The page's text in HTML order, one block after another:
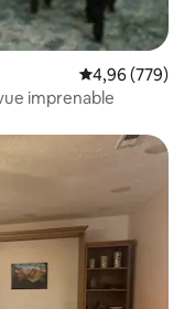
Évaluation
4,96 (779)
imprenable